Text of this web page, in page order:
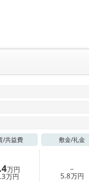
/共益費 敷金/礼金
万円
万円
－
5.8万円